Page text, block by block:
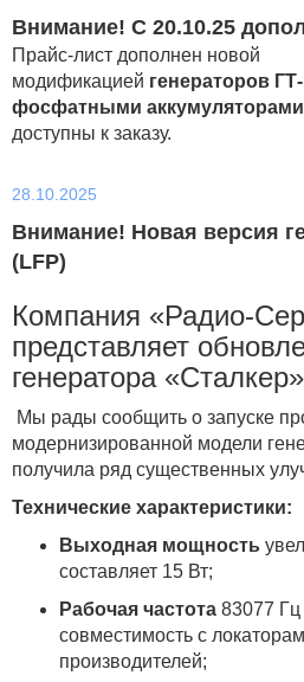
Внимание! С 20.10.25
Прайс-лист дополнен новой
модификацией генераторов
фосфатными аккумуляторами
доступны к заказу.
28.10.2025
Внимание! Новая версия
(LFP)
Компания «Радио-
представляет
генератора
Мы рады сообщить о запуске
модернизированной модели
получила ряд существенных
Технические характеристики:
Выходная мощность
составляет 15 Вт;
Рабочая частота 83077
совместимость с
производителей;